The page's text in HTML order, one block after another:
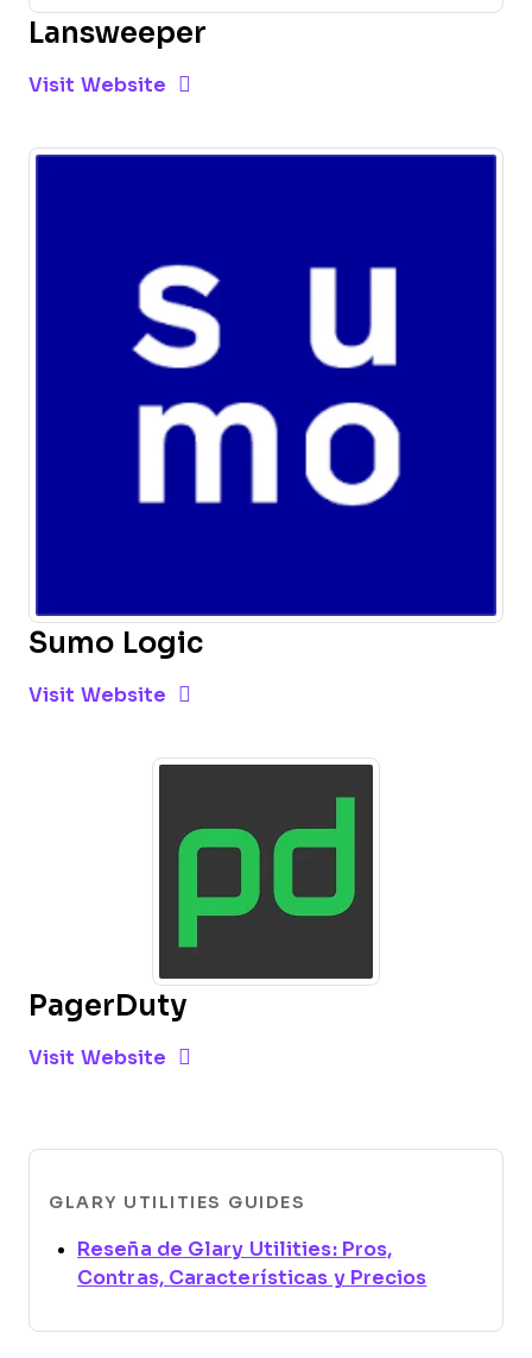
Lansweeper
Visit Website Opens New Window
Sumo Logic
Visit Website Opens New Window
PagerDuty
Visit Website Opens New Window
GLARY UTILITIES GUIDES
Reseña de Glary Utilities: Pros,
Contras, Características y PreciosOpens